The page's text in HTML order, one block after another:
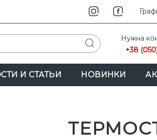
Нужна
+38
И СТАТЬИ НОВИНКИ